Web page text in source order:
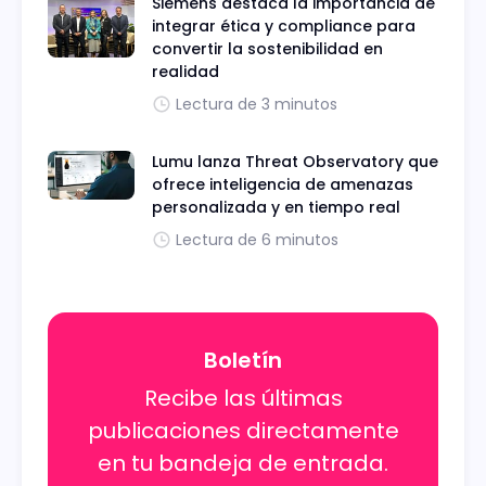
integrar ética y compliance para
convertir la sostenibilidad en
realidad
Lectura de 3 minutos
Lumu lanza Threat Observatory que
ofrece inteligencia de amenazas
personalizada y en tiempo real
Lectura de 6 minutos
Boletín
Recibe las últimas
publicaciones directamente
en tu bandeja de entrada.